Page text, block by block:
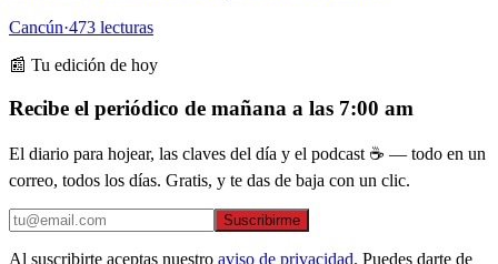
Cancún·473 lecturas
📰 Tu edición de hoy
Recibe el periódico de mañana a las 7:00 am
El diario para hojear, las claves del día y el podcast ☕ — todo en un
correo, todos los días. Gratis, y te das de baja con un clic.
Suscribirme
Al suscribirte aceptas nuestro aviso de privacidad. Puedes darte de